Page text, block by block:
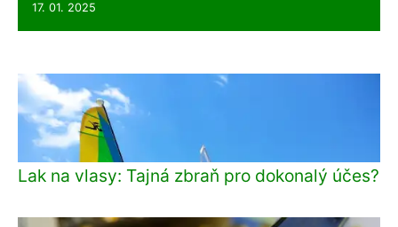
17. 01. 2025
Lak na vlasy: Tajná zbraň pro dokonalý účes?